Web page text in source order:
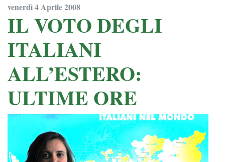
venerdì 4 Aprile 2008
IL VOTO DEGLI
ITALIANI
ALL’ESTERO:
ULTIME ORE